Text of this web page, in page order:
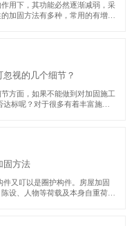
用下，其功能必然逐渐减弱，采
加固方法有多种，常用的有增大
视的几个细节？
方面，如果不能做到对加固施工
标呢？对于很多有着丰富施工
固方法
又叮以是圈护构件。房屋加固
设、人物等荷载及本身自重荷